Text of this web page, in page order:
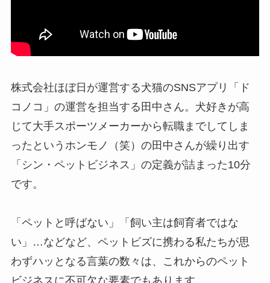
株式会社ほぼ日が運営する犬猫のSNSアプリ「ド
コノコ」の運営を担当する田中さん。犬好きが高
じて大手スポーツメーカーから転職までしてしま
ったというホンモノ（笑）の田中さんが繰り出す
「シン・ペットビジネス」の定義が詰まった10分
です。
「ペットと呼ばない」「飼い主は飼育者ではな
い」…などなど、ペットビズに携わる私たちが思
わずハッとなる言葉の数々は、これからのペット
ビジネスに不可欠な要素でもあります。